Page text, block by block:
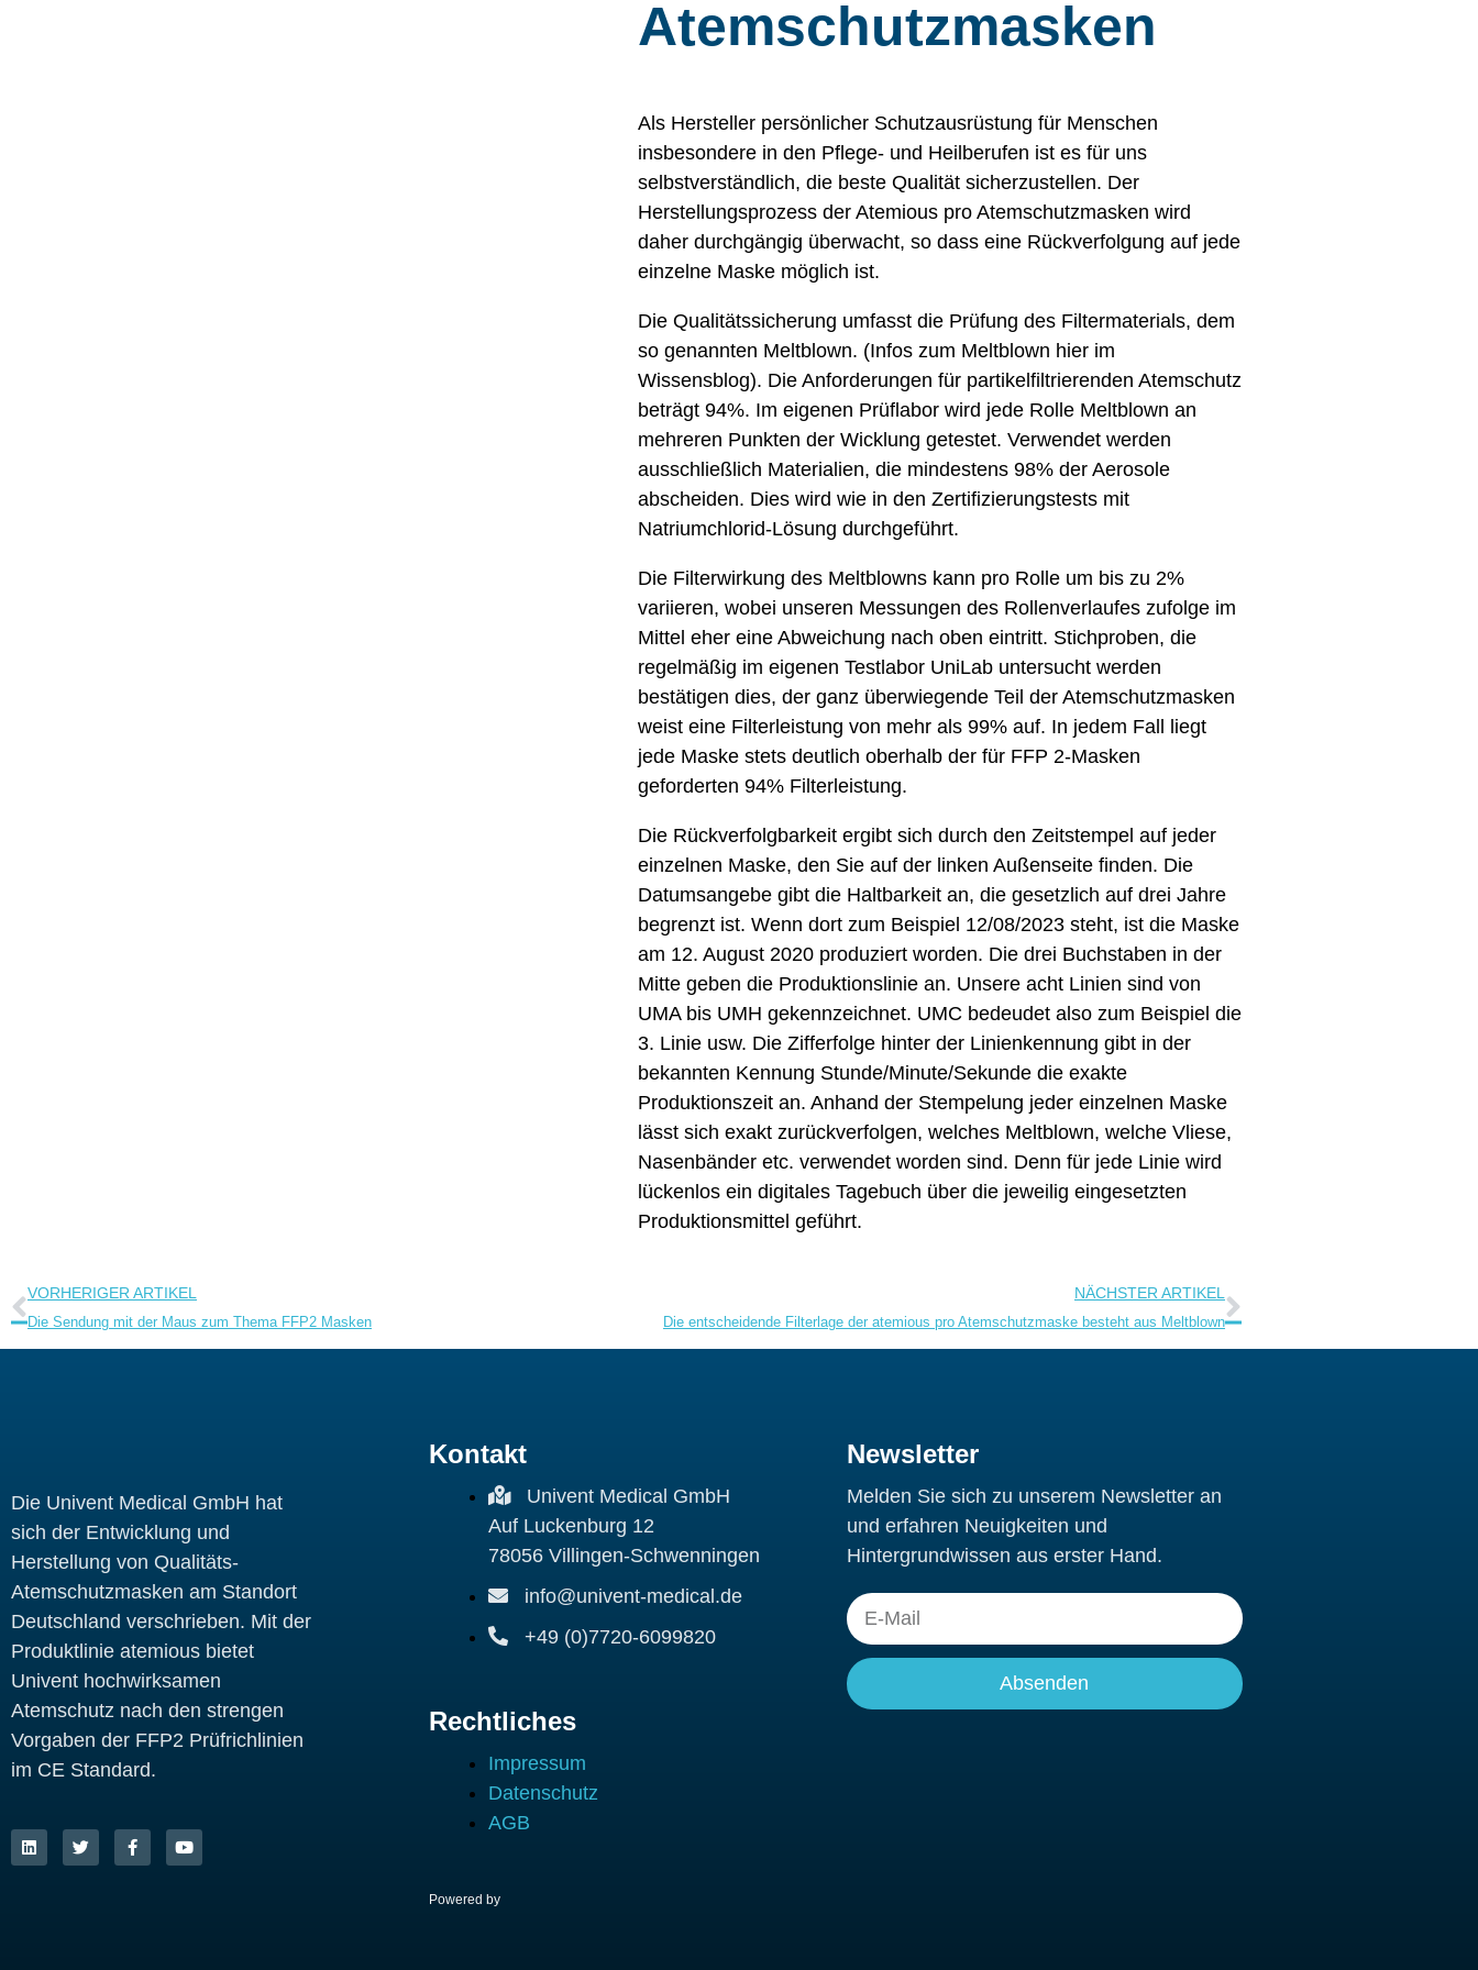
Atemschutzmasken
Als Hersteller persönlicher Schutzausrüstung für Menschen
insbesondere in den Pflege- und Heilberufen ist es für uns
selbstverständlich, die beste Qualität sicherzustellen. Der
Herstellungsprozess der Atemious pro Atemschutzmasken wird
daher durchgängig überwacht, so dass eine Rückverfolgung auf jede
einzelne Maske möglich ist.
Die Qualitätssicherung umfasst die Prüfung des Filtermaterials, dem
so genannten Meltblown. (Infos zum Meltblown hier im
Wissensblog). Die Anforderungen für partikelfiltrierenden Atemschutz
beträgt 94%. Im eigenen Prüflabor wird jede Rolle Meltblown an
mehreren Punkten der Wicklung getestet. Verwendet werden
ausschließlich Materialien, die mindestens 98% der Aerosole
abscheiden. Dies wird wie in den Zertifizierungstests mit
Natriumchlorid-Lösung durchgeführt.
Die Filterwirkung des Meltblowns kann pro Rolle um bis zu 2%
variieren, wobei unseren Messungen des Rollenverlaufes zufolge im
Mittel eher eine Abweichung nach oben eintritt. Stichproben, die
regelmäßig im eigenen Testlabor UniLab untersucht werden
bestätigen dies, der ganz überwiegende Teil der Atemschutzmasken
weist eine Filterleistung von mehr als 99% auf. In jedem Fall liegt
jede Maske stets deutlich oberhalb der für FFP 2-Masken
geforderten 94% Filterleistung.
Die Rückverfolgbarkeit ergibt sich durch den Zeitstempel auf jeder
einzelnen Maske, den Sie auf der linken Außenseite finden. Die
Datumsangebe gibt die Haltbarkeit an, die gesetzlich auf drei Jahre
begrenzt ist. Wenn dort zum Beispiel 12/08/2023 steht, ist die Maske
am 12. August 2020 produziert worden. Die drei Buchstaben in der
Mitte geben die Produktionslinie an. Unsere acht Linien sind von
UMA bis UMH gekennzeichnet. UMC bedeudet also zum Beispiel die
3. Linie usw. Die Zifferfolge hinter der Linienkennung gibt in der
bekannten Kennung Stunde/Minute/Sekunde die exakte
Produktionszeit an. Anhand der Stempelung jeder einzelnen Maske
lässt sich exakt zurückverfolgen, welches Meltblown, welche Vliese,
Nasenbänder etc. verwendet worden sind. Denn für jede Linie wird
lückenlos ein digitales Tagebuch über die jeweilig eingesetzten
Produktionsmittel geführt.
Zurück
VORHERIGER ARTIKEL
Die Sendung mit der Maus zum Thema FFP2 Masken
NÄCHSTER ARTIKEL
Die entscheidende Filterlage der atemious pro Atemschutzmaske besteht aus Meltblown
Nächster
Die Univent Medical GmbH hat
sich der Entwicklung und
Herstellung von Qualitäts-
Atemschutzmasken am Standort
Deutschland verschrieben. Mit der
Produktlinie atemious bietet
Univent hochwirksamen
Atemschutz nach den strengen
Vorgaben der FFP2 Prüfrichlinien
im CE Standard.
i
n
k
w
i
t
a
c
e
o
u
t
Kontakt
Univent Medical GmbH
Auf Luckenburg 12
78056 Villingen-Schwenningen
info@univent-medical.de
+49 (0)7720-6099820
Rechtliches
Impressum
Datenschutz
AGB
Powered by
Newsletter
Melden Sie sich zu unserem Newsletter an
und erfahren Neuigkeiten und
Hintergrundwissen aus erster Hand.
E-
Mail
Absenden